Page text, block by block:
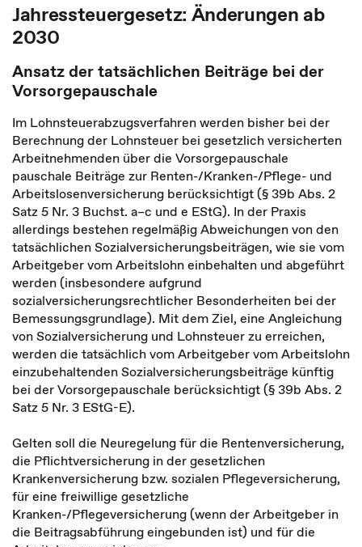
Jahressteuergesetz: Änderungen ab
2030
Ansatz der tatsächlichen Beiträge bei der
Vorsorgepauschale
Im Lohnsteuerabzugsverfahren werden bisher bei der
Berechnung der Lohnsteuer bei gesetzlich versicherten
Arbeitnehmenden über die Vorsorgepauschale
pauschale Beiträge zur Renten-/Kranken-/Pflege- und
Arbeitslosenversicherung berücksichtigt (§ 39b Abs. 2
Satz 5 Nr. 3 Buchst. a–c und e EStG). In der Praxis
allerdings bestehen regelmäßig Abweichungen von den
tatsächlichen Sozialversicherungsbeiträgen, wie sie vom
Arbeitgeber vom Arbeitslohn einbehalten und abgeführt
werden (insbesondere aufgrund
sozialversicherungsrechtlicher Besonderheiten bei der
Bemessungsgrundlage). Mit dem Ziel, eine Angleichung
von Sozialversicherung und Lohnsteuer zu erreichen,
werden die tatsächlich vom Arbeitgeber vom Arbeitslohn
einzubehaltenden Sozialversicherungsbeiträge künftig
bei der Vorsorgepauschale berücksichtigt (§ 39b Abs. 2
Satz 5 Nr. 3 EStG-E).
Gelten soll die Neuregelung für die Rentenversicherung,
die Pflichtversicherung in der gesetzlichen
Krankenversicherung bzw. sozialen Pflegeversicherung,
für eine freiwillige gesetzliche
Kranken-/Pflegeversicherung (wenn der Arbeitgeber in
die Beitragsabführung eingebunden ist) und für die